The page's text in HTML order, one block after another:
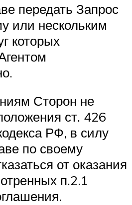
передать Запрос
или нескольким
которых
Сторон не
ст. 426
РФ, в силу
по своему
от оказания
п.2.1